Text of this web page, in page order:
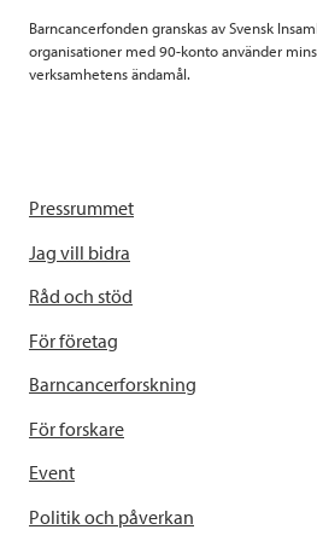
Barncancerfonden granskas av Svensk
organisationer med 90-konto använder
verksamhetens ändamål.
Pressrummet
Jag vill bidra
Råd och stöd
För företag
Barncancerforskning
För forskare
Event
Politik och påverkan